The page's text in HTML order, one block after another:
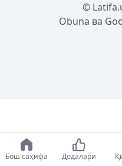
©
Obuna ва
Бош саҳифа Додалари